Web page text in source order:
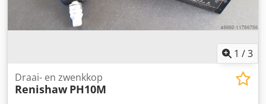
1 /3
Draai- en zwenkkop
Renishaw PH10M